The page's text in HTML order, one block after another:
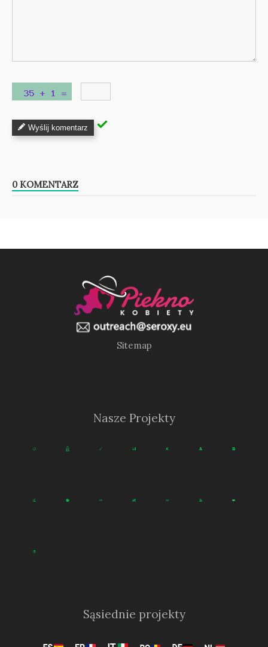
Wyślij komentarz
0 KOMENTARZ
Sitemap
Nasze Projekty
Sąsiednie projekty